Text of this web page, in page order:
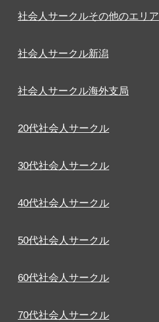
社会人サークルその他のエリア
社会人サークル新潟
社会人サークル海外支局
20代社会人サークル
30代社会人サークル
40代社会人サークル
50代社会人サークル
60代社会人サークル
70代社会人サークル